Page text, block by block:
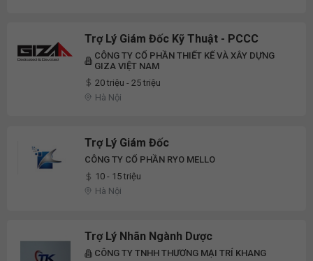
Trợ Lý Giám Đốc Kỹ Thuật - PCCC
CÔNG TY CỔ PHẦN THIẾT KẾ VÀ XÂY DỰNG
GIZA VIỆT NAM
20 triệu - 25 triệu
Hà Nội
Trợ Lý Giám Đốc
CÔNG TY CỔ PHẦN RYO MELLO
10 - 15 triệu
Hà Nội
Trợ Lý Nhãn Ngành Dược
CÔNG TY TNHH THƯƠNG MẠI TRÍ KHANG